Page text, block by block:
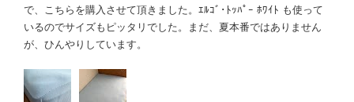
で、こちらを購入させて頂きました。ｴﾙｺﾞ･ﾄｯﾊﾟｰ ﾎﾜｲﾄ も使って
いるのでサイズもピッタリでした。まだ、夏本番ではありません
が、ひんやりしています。